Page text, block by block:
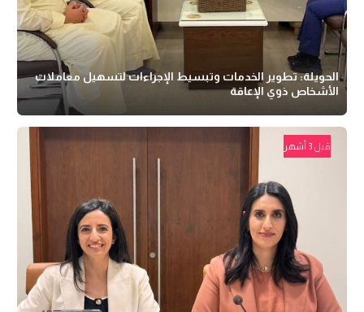
الحويلة: تطوير الخدمات وتبسيط الإجراءات لتسهيل معاملات
الأشخاص ذوي الإعاقة
قبل 3 أشهر